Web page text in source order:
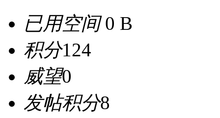
已用空间0 B
积分124
威望0
发帖积分8